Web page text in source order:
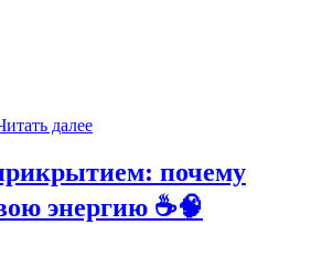
далее
почему
энергию ☕🧠